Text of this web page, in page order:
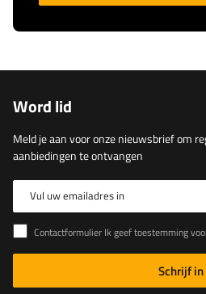
Word lid
Meld je aan voor onze nieuwsbrief om
aanbiedingen te ontvangen
Vul uw emailadres in
Contactformulier Ik geef toestemming voor de verwerking van mijn persoonlijke gegevens in het
Schrijf in